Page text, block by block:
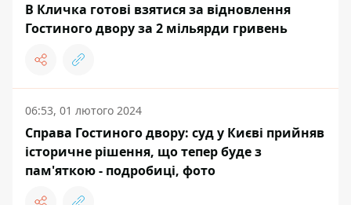
В Кличка готові взятися за відновлення
Гостиного двору за 2 мільярди гривень
06:53, 01 лютого 2024
Справа Гостиного двору: суд у Києві прийняв
історичне рішення, що тепер буде з
пам'яткою - подробиці, фото